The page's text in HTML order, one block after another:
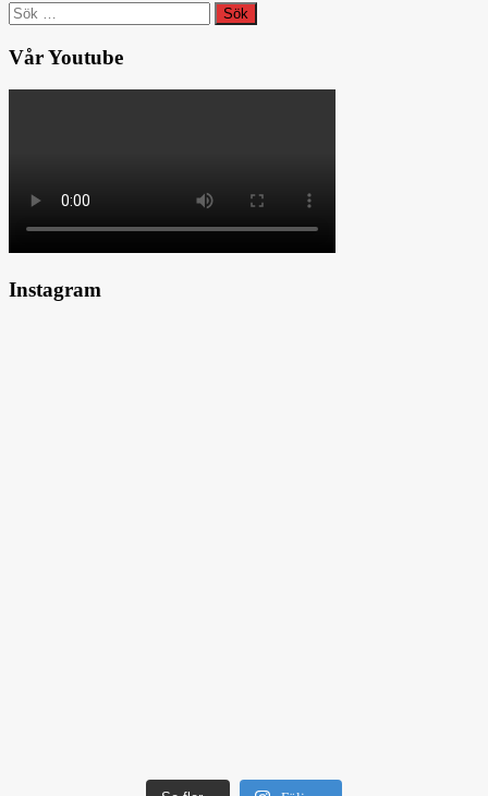
Sök
efter:
Vår Youtube
Instagram